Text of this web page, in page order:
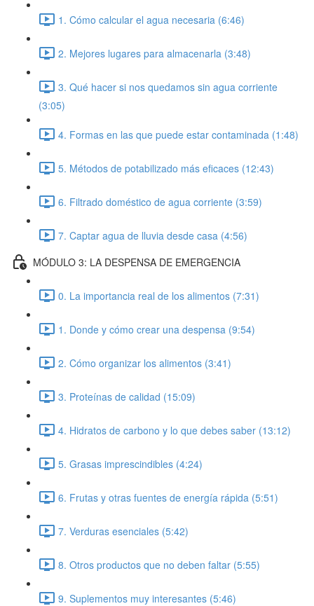
1. Cómo calcular el agua necesaria (6:46)
2. Mejores lugares para almacenarla (3:48)
3. Qué hacer si nos quedamos sin agua corriente
(3:05)
4. Formas en las que puede estar contaminada (1:48)
5. Métodos de potabilizado más eficaces (12:43)
6. Filtrado doméstico de agua corriente (3:59)
7. Captar agua de lluvia desde casa (4:56)
MÓDULO 3: LA DESPENSA DE EMERGENCIA
0. La importancia real de los alimentos (7:31)
1. Donde y cómo crear una despensa (9:54)
2. Cómo organizar los alimentos (3:41)
3. Proteínas de calidad (15:09)
4. Hidratos de carbono y lo que debes saber (13:12)
5. Grasas imprescindibles (4:24)
6. Frutas y otras fuentes de energía rápida (5:51)
7. Verduras esenciales (5:42)
8. Otros productos que no deben faltar (5:55)
9. Suplementos muy interesantes (5:46)